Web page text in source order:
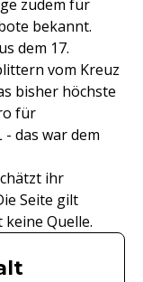
zudem für
bekannt.
dem 17.
vom Kreuz
bisher höchste
für
das war dem
ihr
Seite gilt
Quelle.